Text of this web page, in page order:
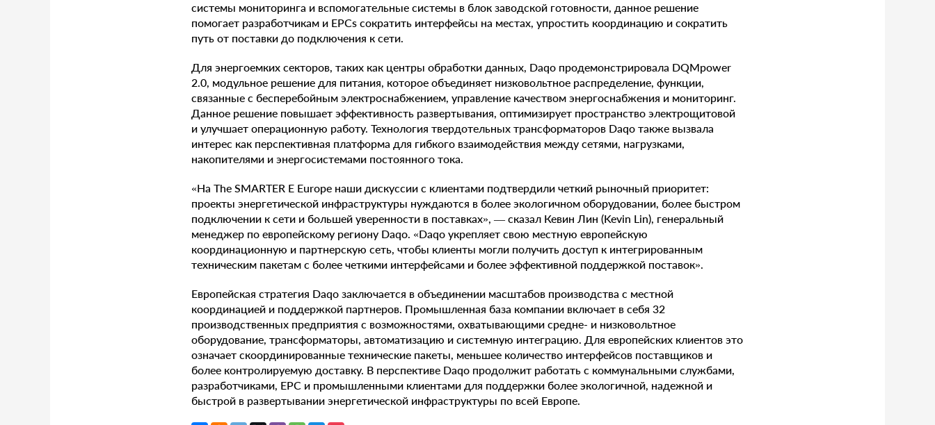
системы мониторинга и вспомогательные системы в блок заводской готовности, данное решение
помогает разработчикам и EPCs сократить интерфейсы на местах, упростить координацию и сократить
путь от поставки до подключения к сети.
Для энергоемких секторов, таких как центры обработки данных, Daqo продемонстрировала DQMpower
2.0, модульное решение для питания, которое объединяет низковольтное распределение, функции,
связанные с бесперебойным электроснабжением, управление качеством энергоснабжения и мониторинг.
Данное решение повышает эффективность развертывания, оптимизирует пространство электрощитовой
и улучшает операционную работу. Технология твердотельных трансформаторов Daqo также вызвала
интерес как перспективная платформа для гибкого взаимодействия между сетями, нагрузками,
накопителями и энергосистемами постоянного тока.
«На The SMARTER E Europe наши дискуссии с клиентами подтвердили четкий рыночный приоритет:
проекты энергетической инфраструктуры нуждаются в более экологичном оборудовании, более быстром
подключении к сети и большей уверенности в поставках», — сказал Кевин Лин (Kevin Lin), генеральный
менеджер по европейскому региону Daqo. «Daqo укрепляет свою местную европейскую
координационную и партнерскую сеть, чтобы клиенты могли получить доступ к интегрированным
техническим пакетам с более четкими интерфейсами и более эффективной поддержкой поставок».
Европейская стратегия Daqo заключается в объединении масштабов производства с местной
координацией и поддержкой партнеров. Промышленная база компании включает в себя 32
производственных предприятия с возможностями, охватывающими средне- и низковольтное
оборудование, трансформаторы, автоматизацию и системную интеграцию. Для европейских клиентов это
означает скоординированные технические пакеты, меньшее количество интерфейсов поставщиков и
более контролируемую доставку. В перспективе Daqo продолжит работать с коммунальными службами,
разработчиками, EPC и промышленными клиентами для поддержки более экологичной, надежной и
быстрой в развертывании энергетической инфраструктуры по всей Европе.